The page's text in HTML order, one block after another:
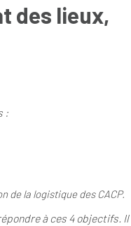
des lieux,
:
de la logistique des CACP.
à ces 4 objectifs. Il